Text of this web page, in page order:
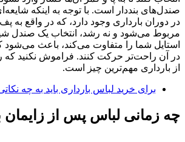
صندل‌های بنددار است. با توجه به اینکه
در دوران بارداری وجود دارد، که در واقع به
مربوط می‌شود و نه رشد، انتخاب یک صندل
استایل شما را متفاوت می‌کند، باعث می‌شود
در آن راحت‌تر حرکت کنند. فراموش نکنید که
از بارداری مهم‌ترین چیز است.
برای خرید لباس بارداری باید به چه
چه زمانی لباس پس از زایمان